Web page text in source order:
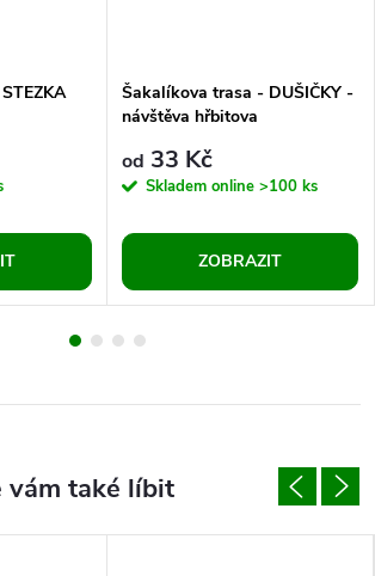
Šakalíkova trasa - DUŠIČKY -
návštěva hřbitova
od 33 Kč
Skladem online >100 ks
ZOBRAZIT